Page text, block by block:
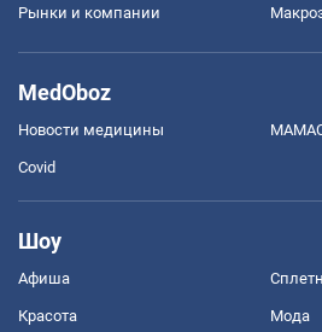
Рынки и компании
MedOboz
Новости медицины
Covid
Шоу
Афиша
Красота Мода